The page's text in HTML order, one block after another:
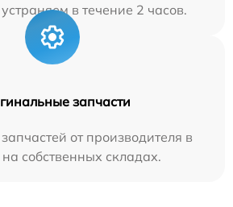
в течение 2 часов.
запчасти
от производителя в
собственных складах.